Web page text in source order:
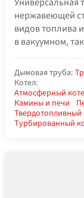
нержавеющей
видов топлива
в вакуумном,
Дымовая труба:
Котел:
Атмосферный
Камины и печи
Твердотопливный
Турбированный